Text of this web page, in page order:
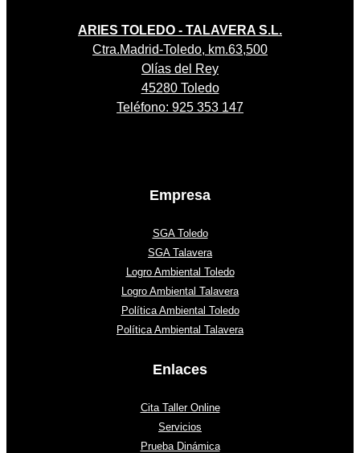
ARIES TOLEDO - TALAVERA S.L.
Ctra.Madrid-Toledo, km.63,500
Olías del Rey
45280 Toledo
Teléfono: 925 353 147
Empresa
SGA Toledo
SGA Talavera
Logro Ambiental Toledo
Logro Ambiental Talavera
Política Ambiental Toledo
Política Ambiental Talavera
Enlaces
Cita Taller Online
Servicios
Prueba Dinámica